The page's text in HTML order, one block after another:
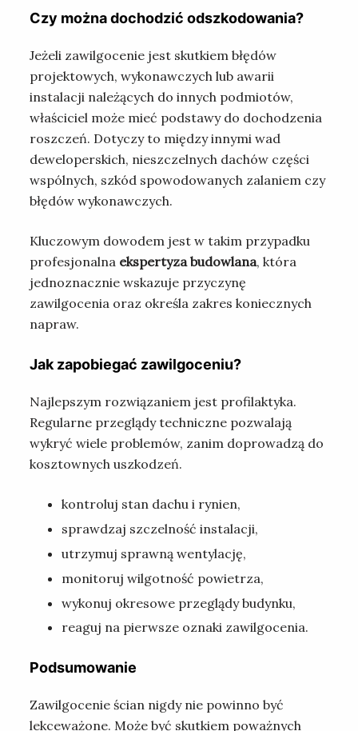
Czy można dochodzić odszkodowania?
Jeżeli zawilgocenie jest skutkiem błędów
projektowych, wykonawczych lub awarii
instalacji należących do innych podmiotów,
właściciel może mieć podstawy do dochodzenia
roszczeń. Dotyczy to między innymi wad
deweloperskich, nieszczelnych dachów części
wspólnych, szkód spowodowanych zalaniem czy
błędów wykonawczych.
Kluczowym dowodem jest w takim przypadku
profesjonalna ekspertyza budowlana, która
jednoznacznie wskazuje przyczynę
zawilgocenia oraz określa zakres koniecznych
napraw.
Jak zapobiegać zawilgoceniu?
Najlepszym rozwiązaniem jest profilaktyka.
Regularne przeglądy techniczne pozwalają
wykryć wiele problemów, zanim doprowadzą do
kosztownych uszkodzeń.
kontroluj stan dachu i rynien,
sprawdzaj szczelność instalacji,
utrzymuj sprawną wentylację,
monitoruj wilgotność powietrza,
wykonuj okresowe przeglądy budynku,
reaguj na pierwsze oznaki zawilgocenia.
Podsumowanie
Zawilgocenie ścian nigdy nie powinno być
lekceważone. Może być skutkiem poważnych